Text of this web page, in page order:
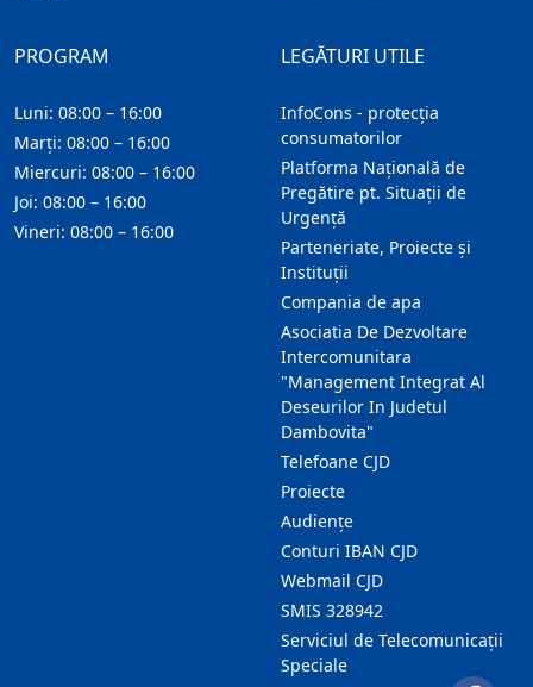
LEGĂTURI UTILE
InfoCons - protecția
consumatorilor
Platforma Națională de
Pregătire pt. Situații de
Urgență
Parteneriate, Proiecte și
Instituții
Compania de apa
Asociatia De Dezvoltare
Intercomunitara
"Management Integrat Al
Deseurilor In Judetul
Dambovita"
Telefoane CJD
Proiecte
Audienţe
Conturi IBAN CJD
Webmail CJD
SMIS 328942
Serviciul de Telecomunicații
Speciale
PROGRAM
Luni: 08:00 – 16:00
Marți: 08:00 – 16:00
Miercuri: 08:00 – 16:00
Joi: 08:00 – 16:00
Vineri: 08:00 – 16:00